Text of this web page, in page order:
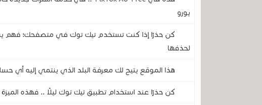
يورو
كن حذرًا إذا كنت تستخدم تيك توك في متصفحك؛ فهم
لحذفها
هذا الموقع يتيح لك معرفة البلد الذي ينتمي إليه أي
كن حذرًا عند استخدام تطبيق تيك توك ليلًا .. فهذه الميزة